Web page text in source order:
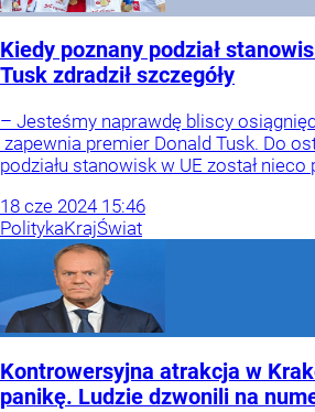
Kiedy poznany podział
Tusk zdradził szczegóły
– Jesteśmy naprawdę bliscy
zapewnia premier Donald Tusk. Do
podziału stanowisk w UE został nieco
18 cze 2024 15:46
PolitykaKrajŚwiat
Kontrowersyjna atrakcja w
panikę. Ludzie dzwonili na